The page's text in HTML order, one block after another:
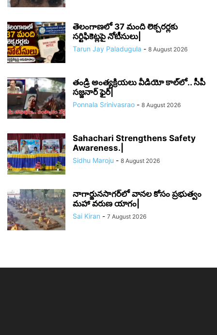
తెలంగాణలో 37 మంది లెక్చరర్లకు
సర్టిఫికెట్లపై నోటీసులు|
Tarun Jay Paladugula - 8 August 2026
తండ్రి అంత్యక్రియలు వీడియో కాల్‌లో.. సీపీ
సజ్జనార్ ఫైర్|
Ponnala Srinivasrao - 8 August 2026
Sahachari Strengthens Safety
Awareness.|
Sidhu Maroju - 8 August 2026
నాగార్జునసాగర్‌లో వానల కోసం ప్రభుత్వం
మహా వరుణ యాగం|
Sai Kiran - 7 August 2026